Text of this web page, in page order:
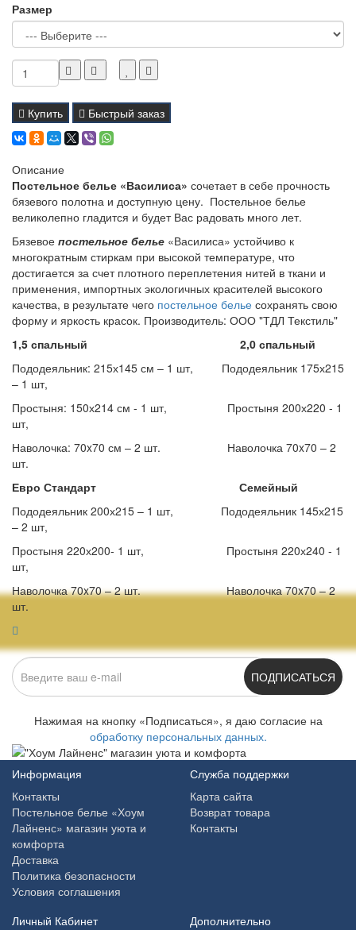
Размер
Купить Быстрый заказ
Описание
Постельное белье «Василиса» сочетает в себе прочность
бязевого полотна и доступную цену. Постельное белье
великолепно гладится и будет Вас радовать много лет.
Бязевое постельное белье «Василиса» устойчиво к
многократным стиркам при высокой температуре, что
достигается за счет плотного переплетения нитей в ткани и
применения, импортных экологичных красителей высокого
качества, в результате чего постельное белье сохранять свою
форму и яркость красок. Производитель: ООО "ТДЛ Текстиль"
1,5 спальный 2,0 спальный
Пододеяльник: 215х145 см – 1 шт, Пододеяльник 175х215
– 1 шт,
Простыня: 150х214 см - 1 шт, Простыня 200х220 - 1
шт,
Наволочка: 70x70 см – 2 шт. Наволочка 70x70 – 2
шт.
Евро Стандарт Семейный
Пододеяльник 200х215 – 1 шт, Пододеяльник 145х215
– 2 шт,
Простыня 220х200- 1 шт, Простыня 220х240 - 1
шт,
Наволочка 70x70 – 2 шт. Наволочка 70x70 – 2
шт.
ПОДПИСАТЬСЯ
Нажимая на кнопку «Подписаться», я даю cогласие на
обработку персональных данных.
Информация
Контакты
Постельное белье «Хоум
Лайненс» магазин уюта и
комфорта
Доставка
Политика безопасности
Условия соглашения
Служба поддержки
Карта сайта
Возврат товара
Контакты
Личный Кабинет Дополнительно